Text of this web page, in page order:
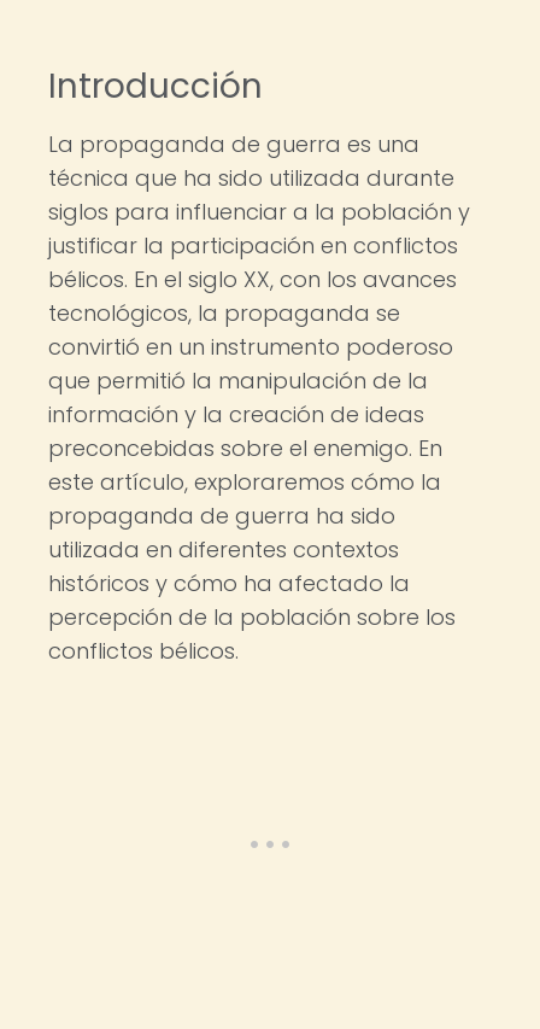
Introducción
La propaganda de guerra es una
técnica que ha sido utilizada durante
siglos para influenciar a la población y
justificar la participación en conflictos
bélicos. En el siglo XX, con los avances
tecnológicos, la propaganda se
convirtió en un instrumento poderoso
que permitió la manipulación de la
información y la creación de ideas
preconcebidas sobre el enemigo. En
este artículo, exploraremos cómo la
propaganda de guerra ha sido
utilizada en diferentes contextos
históricos y cómo ha afectado la
percepción de la población sobre los
conflictos bélicos.